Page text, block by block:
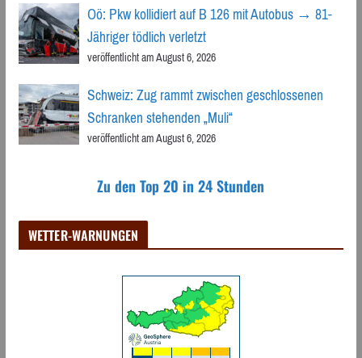
Oö: Pkw kollidiert auf B 126 mit Autobus → 81-
Jähriger tödlich verletzt
veröffentlicht am August 6, 2026
Schweiz: Zug rammt zwischen geschlossenen
Schranken stehenden „Muli“
veröffentlicht am August 6, 2026
Zu den Top 20 in 24 Stunden
WETTER-WARNUNGEN